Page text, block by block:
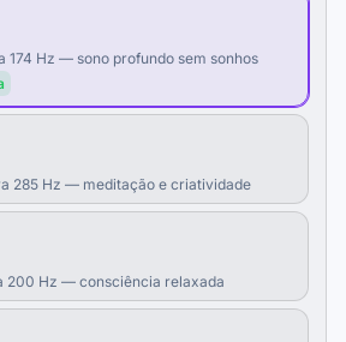
174 Hz — sono profundo sem sonhos
285 Hz — meditação e criatividade
200 Hz — consciência relaxada